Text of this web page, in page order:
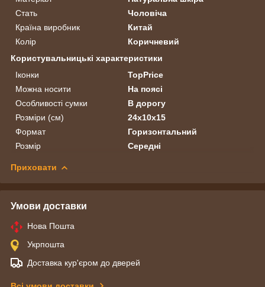
Стать
Чоловіча
Країна виробник
Китай
Колір
Коричневий
Користувальницькі характеристики
Іконки
TopPrice
Можна носити
На поясі
Особливості сумки
В дорогу
Розміри (см)
24х10х15
Формат
Горизонтальний
Розмір
Середні
Приховати
Умови доставки
Нова Пошта
Укрпошта
Доставка кур'єром до дверей